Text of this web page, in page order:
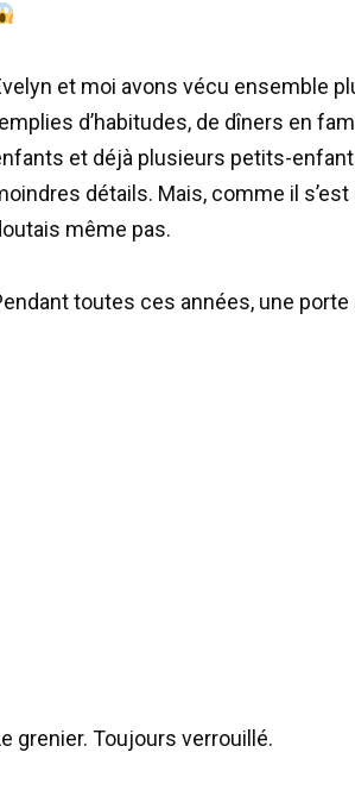
et moi avons vécu ensemble
d’habitudes, de dîners en
et déjà plusieurs petits-
détails. Mais, comme il
même pas.
toutes ces années, une
grenier. Toujours verrouillé.